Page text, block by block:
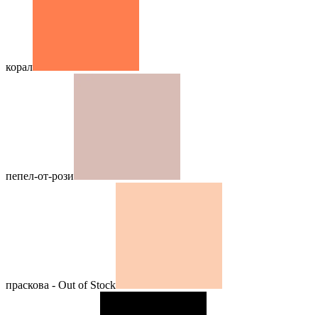
корал
пепел-от-рози
праскова - Out of Stock